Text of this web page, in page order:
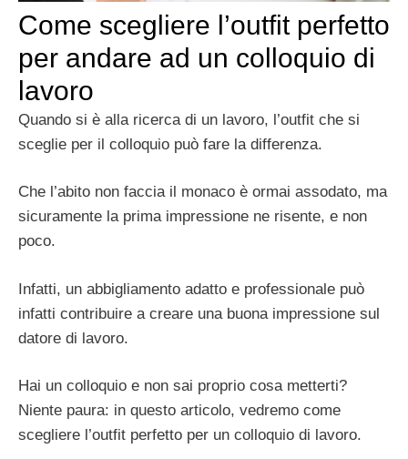
Come scegliere l’outfit perfetto
per andare ad un colloquio di
lavoro
Quando si è alla ricerca di un lavoro, l’outfit che si
sceglie per il colloquio può fare la differenza.
Che l’abito non faccia il monaco è ormai assodato, ma
sicuramente la prima impressione ne risente, e non
poco.
Infatti, un abbigliamento adatto e professionale può
infatti contribuire a creare una buona impressione sul
datore di lavoro.
Hai un colloquio e non sai proprio cosa metterti?
Niente paura: in questo articolo, vedremo come
scegliere l’outfit perfetto per un colloquio di lavoro.